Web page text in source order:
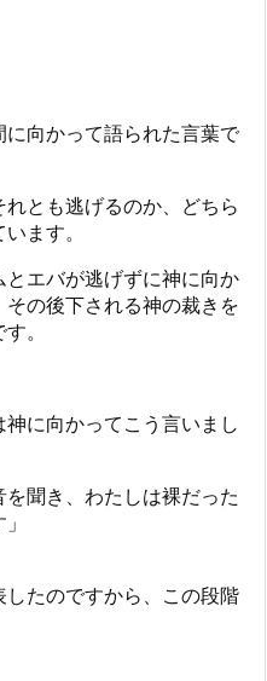
向かって語られた言葉で
とも逃げるのか、どちら
ます。
エバが逃げずに神に向か
の後下される神の裁きを
。
に向かってこう言いまし
を聞き、わたしは裸だった
たのですから、この段階